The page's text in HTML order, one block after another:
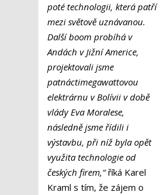
poté technologii, která patří
mezi světově uznávanou.
Další boom probíhá v
Andách v Jižní Americe,
projektovali jsme
patnáctimegawattovou
elektrárnu v Bolívii v době
vlády Eva Moralese,
následně jsme řídili i
výstavbu, při níž byla opět
využita technologie od
českých firem,“říká Karel
Kraml s tím, že zájem o